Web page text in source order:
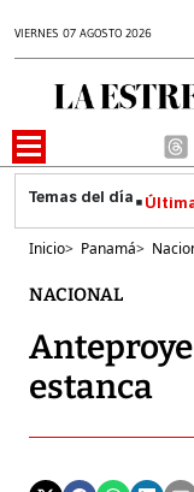
VIERNES 07 AGOSTO 2026
Inicio> Panamá>
NACIONAL
estanca